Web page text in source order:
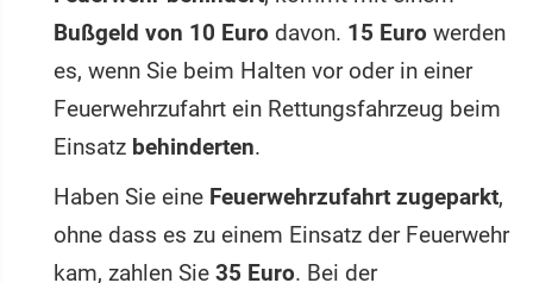
Bußgeld von 10 Euro davon. 15 Euro werden
es, wenn Sie beim Halten vor oder in einer
Feuerwehrzufahrt ein Rettungsfahrzeug beim
Einsatz behinderten.
Haben Sie eine Feuerwehrzufahrt zugeparkt,
ohne dass es zu einem Einsatz der Feuerwehr
kam, zahlen Sie 35 Euro. Bei der